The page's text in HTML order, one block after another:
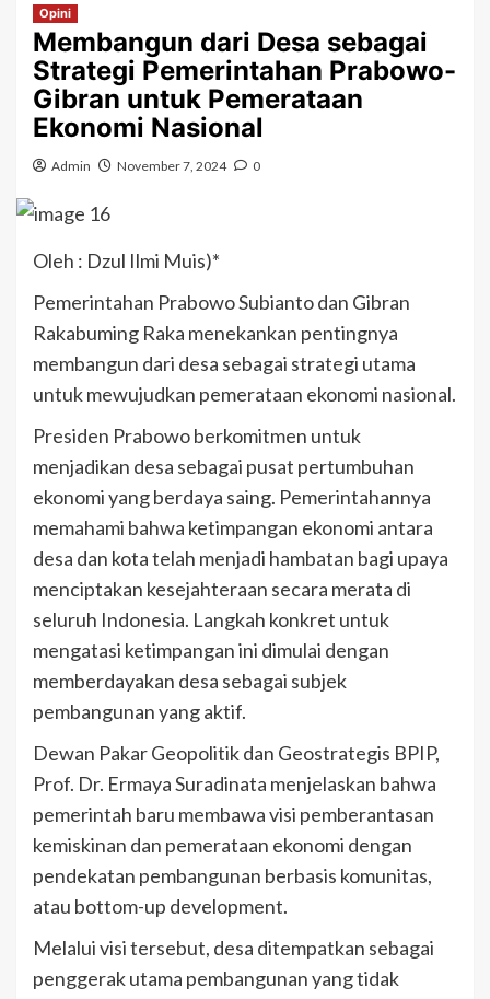
Opini
Membangun dari Desa sebagai
Strategi Pemerintahan Prabowo-
Gibran untuk Pemerataan
Ekonomi Nasional
Admin November 7, 2024 0
Oleh : Dzul Ilmi Muis)*
Pemerintahan Prabowo Subianto dan Gibran
Rakabuming Raka menekankan pentingnya
membangun dari desa sebagai strategi utama
untuk mewujudkan pemerataan ekonomi nasional.
Presiden Prabowo berkomitmen untuk
menjadikan desa sebagai pusat pertumbuhan
ekonomi yang berdaya saing. Pemerintahannya
memahami bahwa ketimpangan ekonomi antara
desa dan kota telah menjadi hambatan bagi upaya
menciptakan kesejahteraan secara merata di
seluruh Indonesia. Langkah konkret untuk
mengatasi ketimpangan ini dimulai dengan
memberdayakan desa sebagai subjek
pembangunan yang aktif.
Dewan Pakar Geopolitik dan Geostrategis BPIP,
Prof. Dr. Ermaya Suradinata menjelaskan bahwa
pemerintah baru membawa visi pemberantasan
kemiskinan dan pemerataan ekonomi dengan
pendekatan pembangunan berbasis komunitas,
atau bottom-up development.
Melalui visi tersebut, desa ditempatkan sebagai
penggerak utama pembangunan yang tidak